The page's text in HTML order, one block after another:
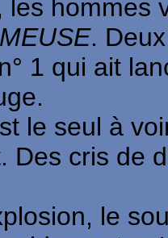
les hommes
MEUSE.
1 qui ait
le seul à
Des cris de
le